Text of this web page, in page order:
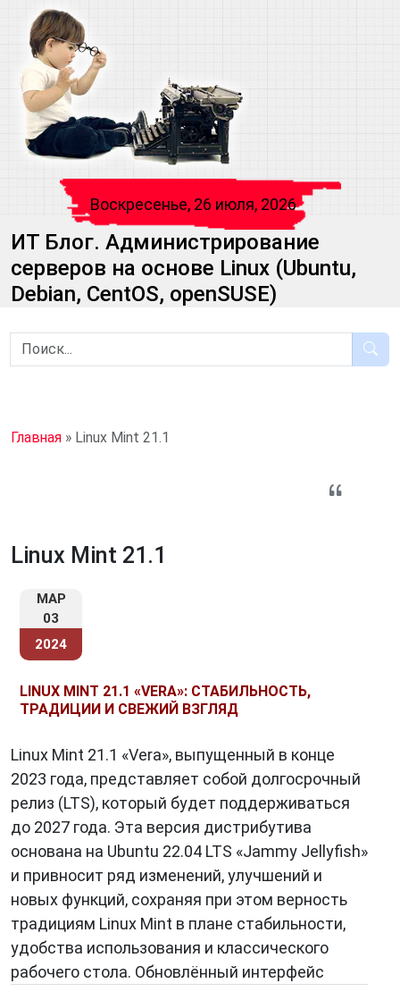
Воскресенье, 26 июля, 2026
ИТ Блог. Администрирование
серверов на основе Linux (Ubuntu,
Debian, CentOS, openSUSE)
Главная » Linux Mint 21.1
Linux Mint 21.1
МАР
03
2024
LINUX MINT 21.1 «VERA»: СТАБИЛЬНОСТЬ,
ТРАДИЦИИ И СВЕЖИЙ ВЗГЛЯД
Linux Mint 21.1 «Vera», выпущенный в конце
2023 года, представляет собой долгосрочный
релиз (LTS), который будет поддерживаться
до 2027 года. Эта версия дистрибутива
основана на Ubuntu 22.04 LTS «Jammy Jellyfish»
и привносит ряд изменений, улучшений и
новых функций, сохраняя при этом верность
традициям Linux Mint в плане стабильности,
удобства использования и классического
рабочего стола. Обновлённый интерфейс